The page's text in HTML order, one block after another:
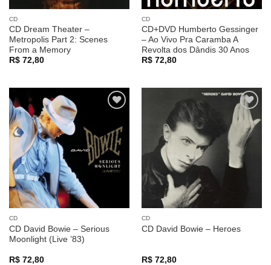
CD
CD Dream Theater –
Metropolis Part 2: Scenes
From a Memory
R$72,80
CD
CD+DVD Humberto Gessinger
– Ao Vivo Pra Caramba A
Revolta dos Dândis 30 Anos
R$72,80
a lista de
desejos
CD
CD David Bowie – Serious
Moonlight (Live ’83)
R$72,80
Adicionar
a lista de
desejos
CD
CD David Bowie – Heroes
R$72,80